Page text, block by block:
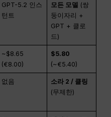
GPT-5.2 인스
턴트
모든 모델 (쌍
둥이자리 +
GPT + 클로
드)
~$8.65
(€8.00)
$5.80
(~€5.40)
없음
소라 2 / 클링
(무제한)